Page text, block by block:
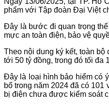
phẩm với Tập đoàn Đại Việt
Đây là bước đi quan trọng
mực an toàn điện, bảo vệ
Theo nội dung ký kết, toàn
tới 50 tỷ đồng, trong đó tối đa
Đây là loại hình bảo hiểm có
bố trong năm 2024 đã có
bị điện chưa được kiểm soát